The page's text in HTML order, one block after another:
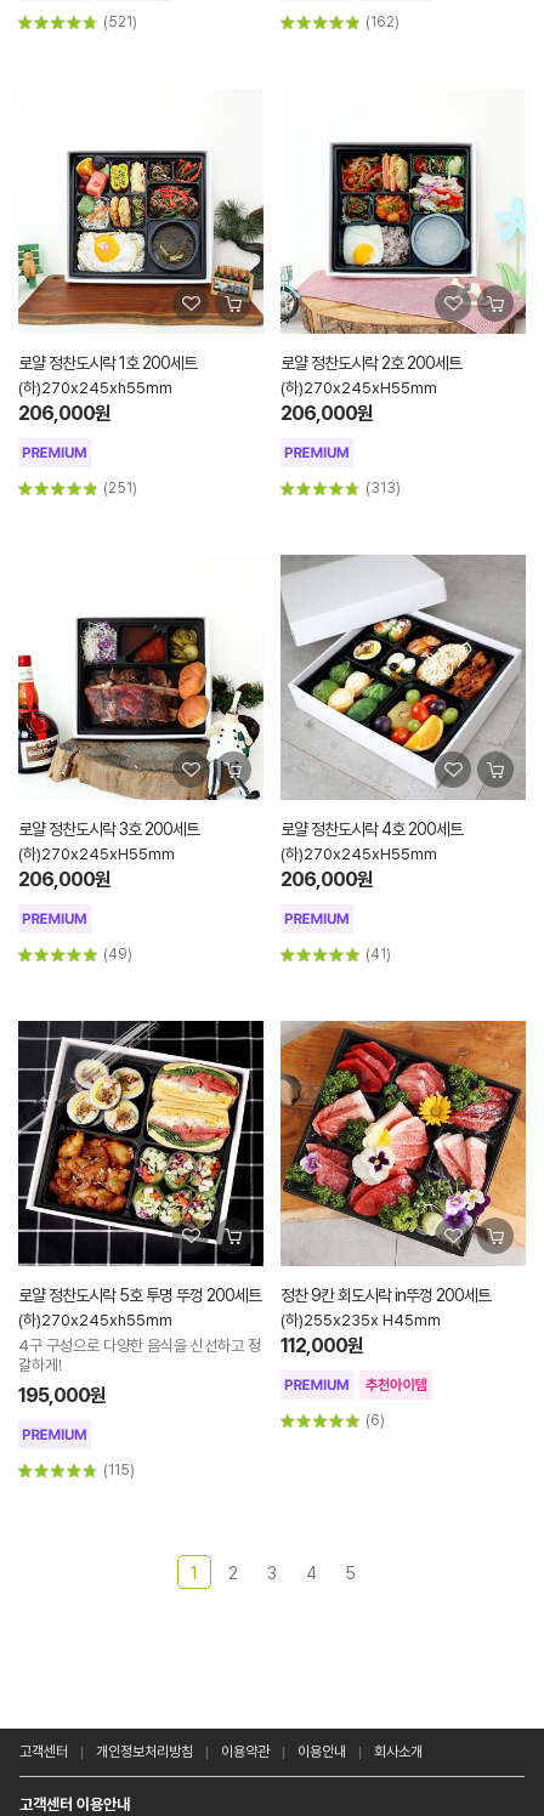
(521) (162)
로얄 정찬도시락 1호 200세트
(하)270x245xh55mm
206,000원
(251)
로얄 정찬도시락 2호 200세트
(하)270x245xH55mm
206,000원
(313)
로얄 정찬도시락 3호 200세트
(하)270x245xH55mm
206,000원
(49)
로얄 정찬도시락 4호 200세트
(하)270x245xH55mm
206,000원
(41)
로얄 정찬도시락 5호 투명 뚜껑 200세트
(하)270x245xh55mm
4구 구성으로 다양한 음식을 신선하고 정
갈하게!
195,000원
(115)
정찬 9칸 회도시락 in뚜껑 200세트
(하)255x235x H45mm
112,000원
(6)
1 2 3 4 5
고객센터 개인정보처리방침 이용약관 이용안내 회사소개
고객센터 이용안내